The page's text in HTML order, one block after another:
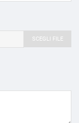
SCEGLI FILE